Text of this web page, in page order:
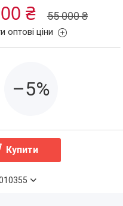
55 000 ₴
₴
оптові ціни
–5%
Купити